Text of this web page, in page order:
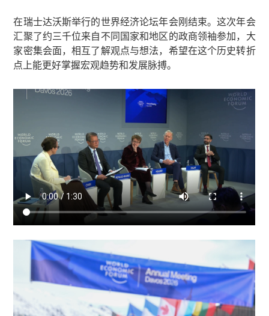
在瑞士达沃斯举行的世界经济论坛年会刚结束。这次年会
汇聚了约三千位来自不同国家和地区的政商领袖参加，大
家密集会面，相互了解观点与想法，希望在这个历史转折
点上能更好掌握宏观趋势和发展脉搏。